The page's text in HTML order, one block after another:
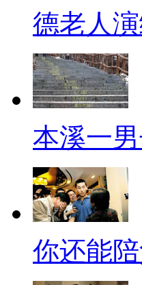
找点色情的
世界上最
色情网站流
量排名中，
而色情网
强。在3亿
也就是说，
好者都是男
据调查，
德老人
本溪一
你还能